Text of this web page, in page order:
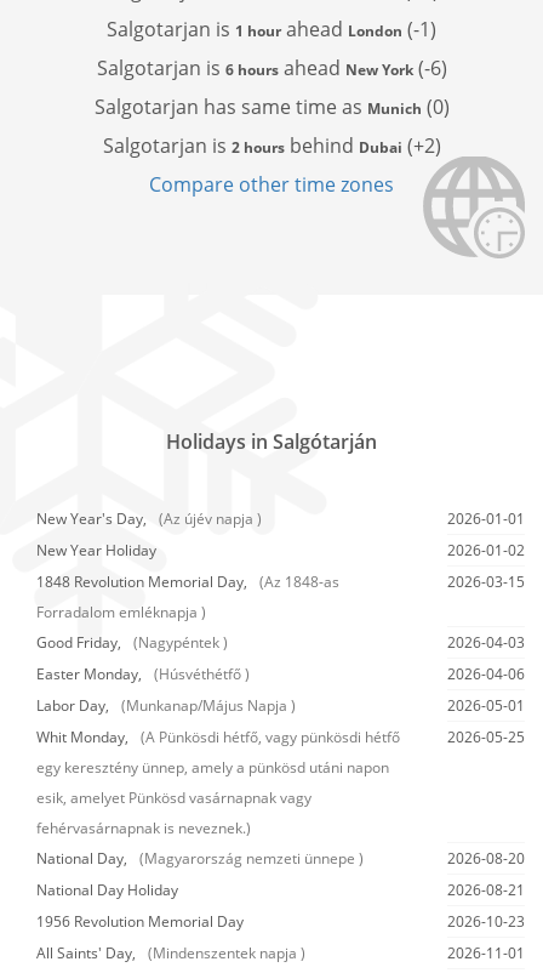
Salgotarjan is 1 hourahead London (-1)
Salgotarjan is 6 hoursahead New York(-6)
Salgotarjan has same time as Munich (0)
Salgotarjan is 2 hoursbehind Dubai (+2)
Compare other time zones
Holidays in Salgótarján
New Year's Day, (Az újév napja )
2026-01-01
New Year Holiday
2026-01-02
1848 Revolution Memorial Day,
(Az 1848-as
Forradalom emléknapja )
2026-03-15
Good Friday, (Nagypéntek )
2026-04-03
Easter Monday,
(Húsvéthétfő )
2026-04-06
Labor Day,
(Munkanap/Május Napja )
2026-05-01
Whit Monday,
(A Pünkösdi hétfő, vagy pünkösdi hétfő
egy keresztény ünnep, amely a pünkösd utáni napon
esik, amelyet Pünkösd vasárnapnak vagy
fehérvasárnapnak is neveznek.)
2026-05-25
National Day, (Magyarország nemzeti ünnepe )
2026-08-20
National Day Holiday
2026-08-21
1956 Revolution Memorial Day
2026-10-23
All Saints' Day,
(Mindenszentek napja )
2026-11-01